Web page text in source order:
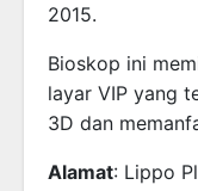
2015.
Bioskop ini
layar VIP yang
3D dan
Alamat: Lippo